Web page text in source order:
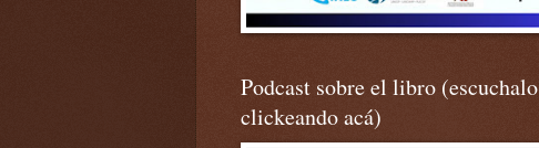
Podcast sobre el libro (escuchalo
clickeando acá)